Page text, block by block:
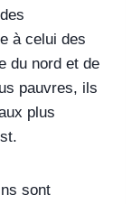
à celui des
du nord et de
pauvres, ils
plus
sont